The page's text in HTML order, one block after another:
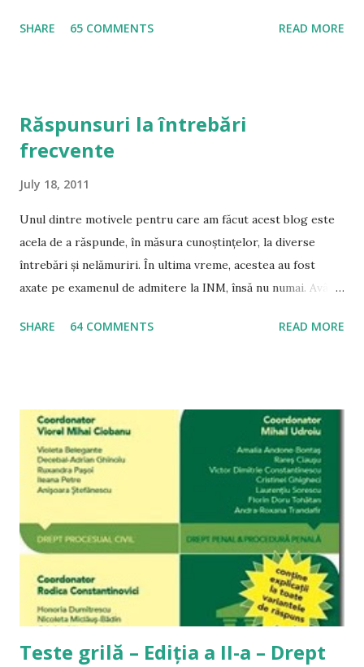
noului Cod Penal și de Procedură Penală, tot mai multe
și Răspunsuri la întrebări frecvente Drept Civil Noul Cod
civil – este principalul material de pregătire la această
reglementării, precum și modalitatea de examinare tip grilă
prof. univ. dr. Gabriel Boroi și jud. drd. Carla Anghelescu –
Curs de drept civil Partea Generală – Ediția 2011 – Conform
Noului Cod Civil ( Cuprins ) conf. univ. dr. Răzvan Dincă –
Contracte civile spec...
SHARE 65 COMMENTS READ MORE
Răspunsuri la întrebări
frecvente
July 18, 2011
Unul dintre motivele pentru care am făcut acest blog este
acela de a răspunde, în măsura cunoștințelor, la diverse
întrebări și nelămuriri. În ultima vreme, acestea au fost
axate pe examenul de admitere la INM, însă nu numai. Având
considerat necesar să postez public răspunsurile, în așa fel
straniu să îmi editez propriile răspunsuri. A se citi și
Materiale de studiu pentru admiterea la INM 1. Cum să noile
coduri pentru examenul de admitere la INM 2014? Iată
întrebarea pe care o primesc din ce în ce mai des pe acest
blog. Întrebarea este legitimă pentru oricine care are în
față încercarea unui examen greu de admitere în profesie și,
tocmai în acest moment dificil, lipsește intrumentul
”principal” de pregătire al studentului: doctrina. Problema
este reală, însă nu...
SHARE 64 COMMENTS READ MORE
Teste grilă – Ediția a II-a – Drept